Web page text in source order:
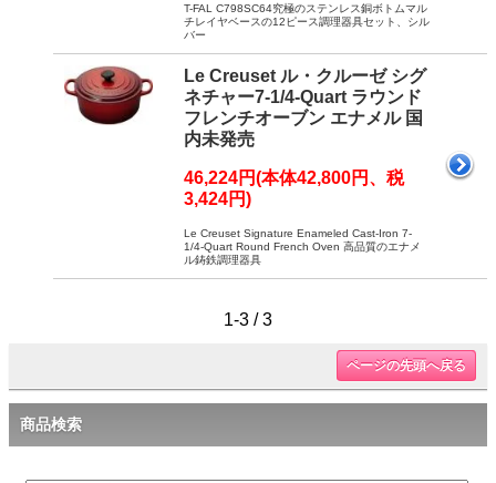
T-FAL C798SC64究極のステンレス銅ボトムマル
チレイヤベースの12ピース調理器具セット、シル
バー
Le Creuset ル・クルーゼ シグ
ネチャー7-1/4-Quart ラウンド
フレンチオーブン エナメル 国
内未発売
46,224円(本体42,800円、税
3,424円)
Le Creuset Signature Enameled Cast-Iron 7-
1/4-Quart Round French Oven 高品質のエナメ
ル鋳鉄調理器具
1-3 / 3
ページの先頭へ戻る
商品検索